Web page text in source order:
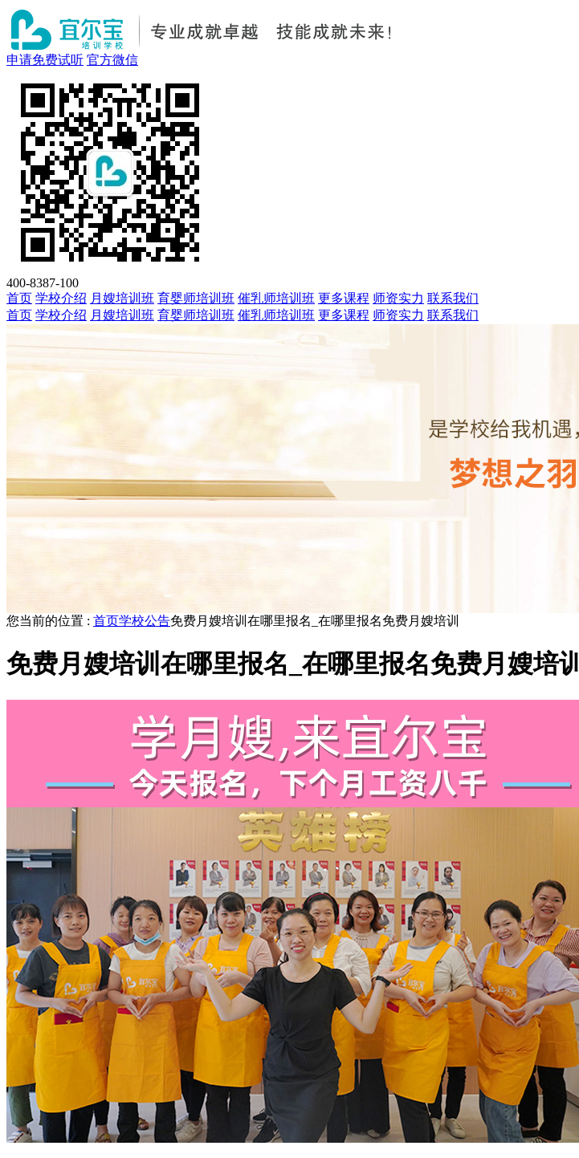
申请免费试听 官方微信
400-8387-100
首页 学校介绍 月嫂培训班 育婴师培训班 催乳师培训班 更多课程 师资实力 联系我们
首页 学校介绍 月嫂培训班 育婴师培训班 催乳师培训班 更多课程 师资实力 联系我们
您当前的位置 : 首页学校公告免费月嫂培训在哪里报名_在哪里报名免费月嫂培训
免费月嫂培训在哪里报名_在哪里报名免费月嫂培训